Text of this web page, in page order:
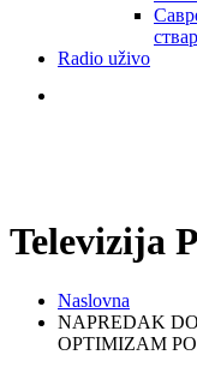
Radio uživo
Televizija
Naslovna
NAPREDAK
OPTIMIZAM